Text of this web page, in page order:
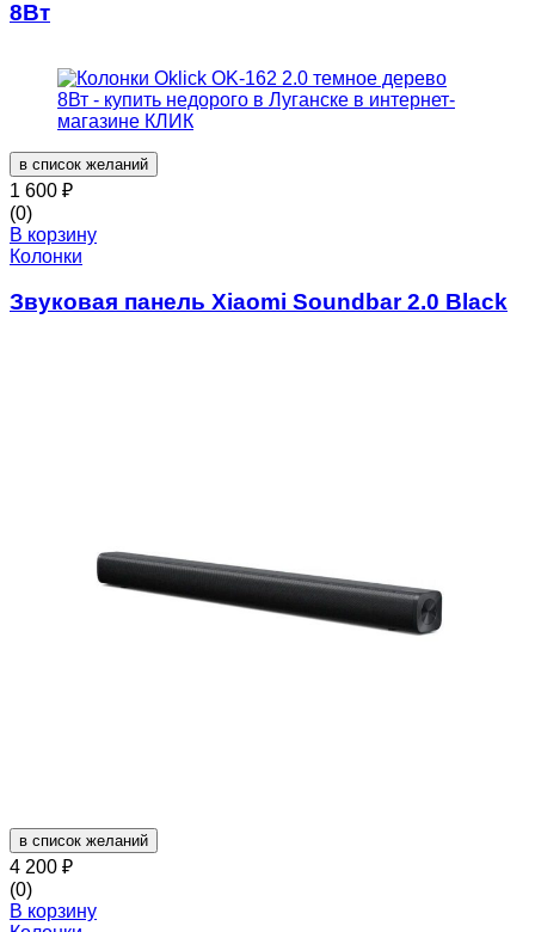
8Вт
в список желаний
1 600 ₽
(0)
В корзину
Колонки
Звуковая панель Xiaomi Soundbar 2.0 Black
в список желаний
4 200 ₽
(0)
В корзину